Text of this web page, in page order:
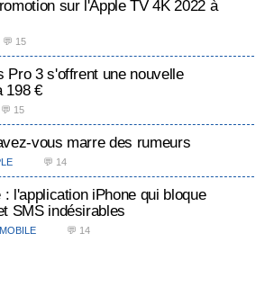
sur l'Apple TV 4K 2022 à
💬 15
Pro 3 s'offrent une nouvelle
198 €
💬 15
vous marre des rumeurs
💬 14
l'application iPhone qui bloque
SMS indésirables
💬 14